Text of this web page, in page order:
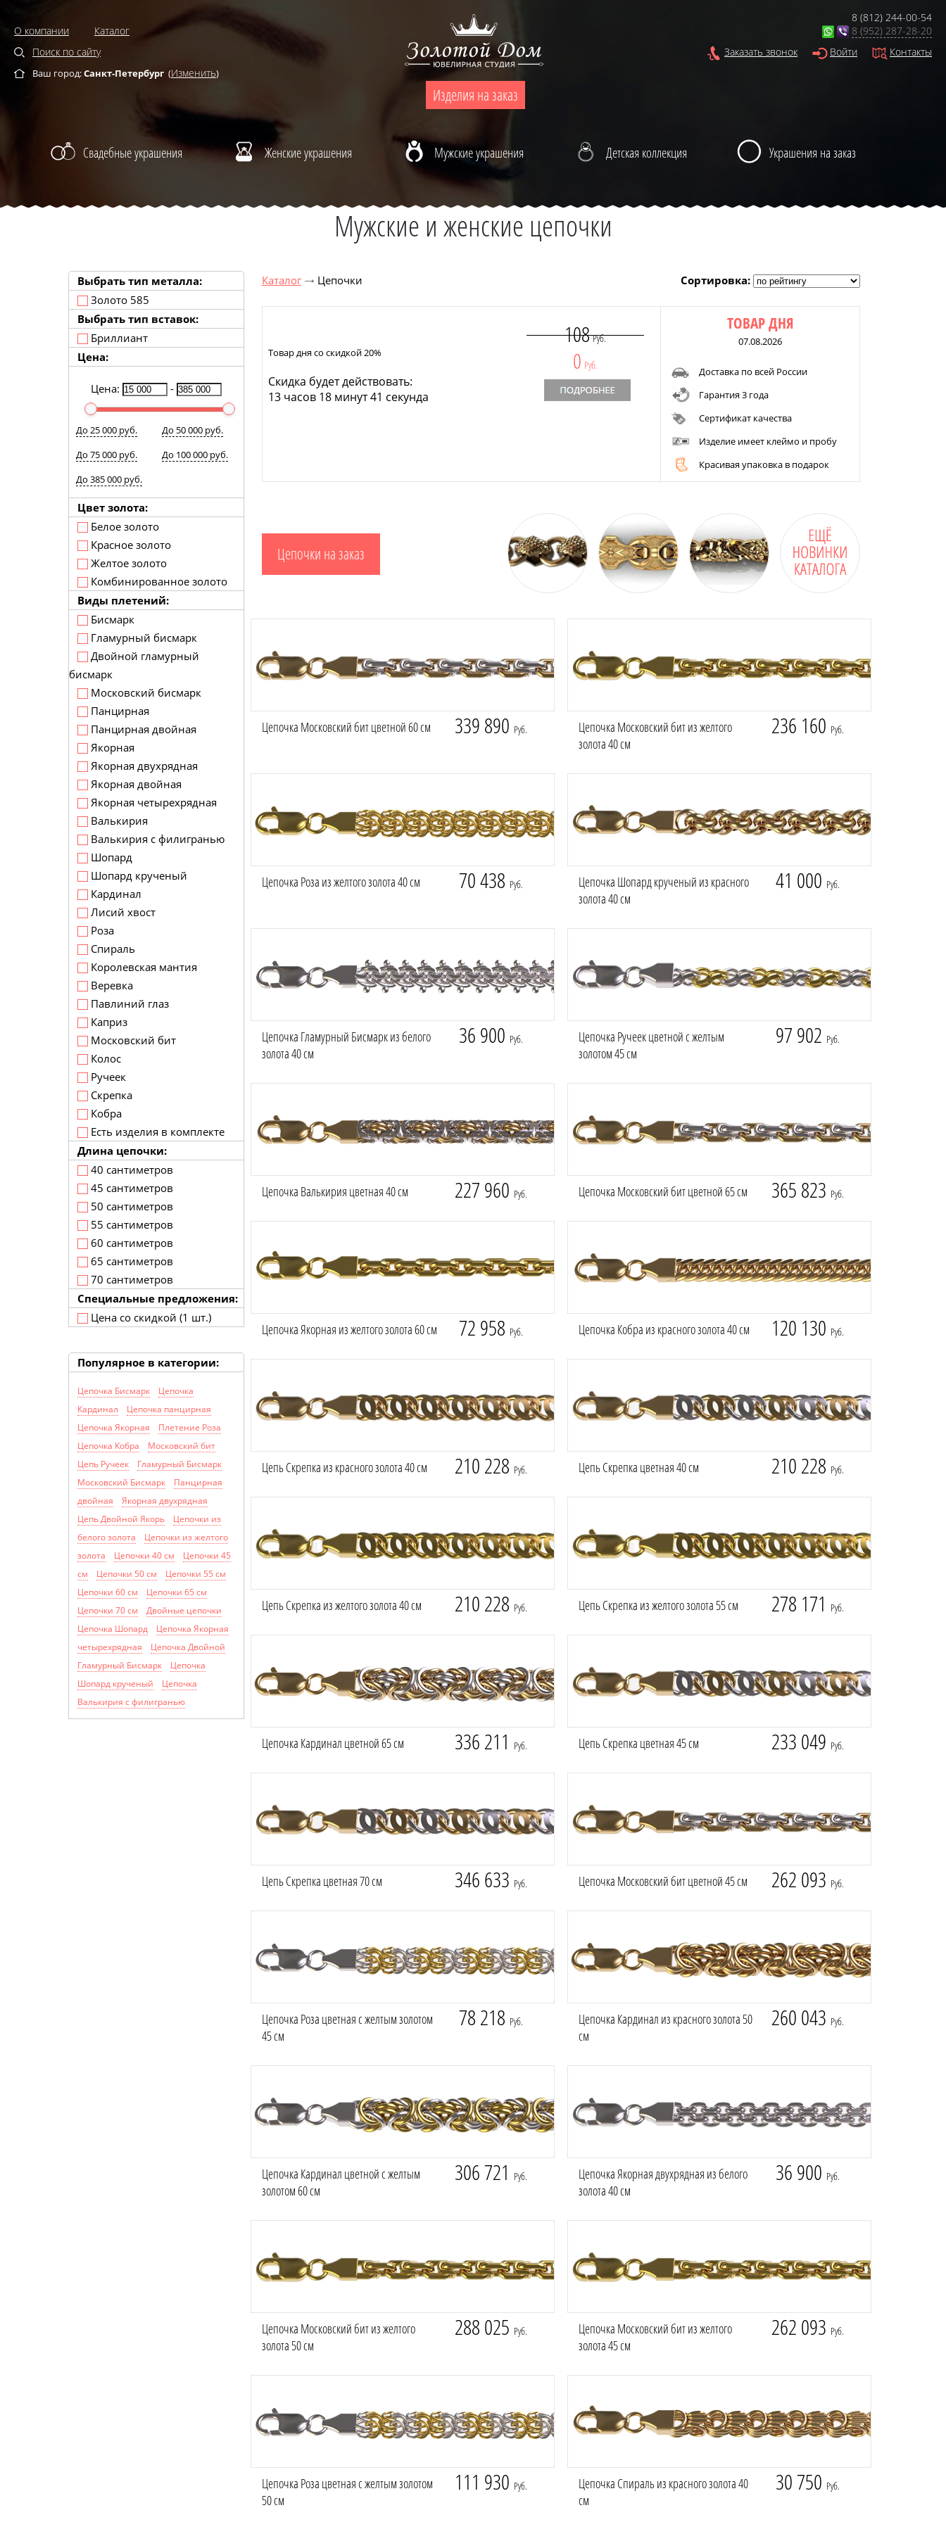
Изделия на заказ
О компании
Каталог
Поиск по сайту
Ваш город:Санкт-Петербург (Изменить)
8 (812) 244-00-54
8 (952) 287-28-20
Заказать звонок
Войти Контакты
Свадебные украшения Женские украшения Мужские украшения Детская коллекция Украшения на заказ
Мужские и женские цепочки
Выбрать тип металла:
Золото 585
Выбрать тип вставок:
Бриллиант
Цена:
Цена: -
До 25 000 руб.
До 50 000 руб.
До 75 000 руб.
До 100 000 руб.
До 385 000 руб.
Цвет золота:
Белое золото
Красное золото
Желтое золото
Комбинированное золото
Виды плетений:
Бисмарк
Гламурный бисмарк
Двойной гламурный
бисмарк
Московский бисмарк
Панцирная
Панцирная двойная
Якорная
Якорная двухрядная
Якорная двойная
Якорная четырехрядная
Валькирия
Валькирия с филигранью
Шопард
Шопард крученый
Кардинал
Лисий хвост
Роза
Спираль
Королевская мантия
Веревка
Павлиний глаз
Каприз
Московский бит
Колос
Ручеек
Скрепка
Кобра
Есть изделия в комплекте
Длина цепочки:
40 сантиметров
45 сантиметров
50 сантиметров
55 сантиметров
60 сантиметров
65 сантиметров
70 сантиметров
Специальные предложения:
Цена со скидкой (1 шт.)
Популярное в категории:
Цепочка Бисмарк
Цепочка
Кардинал
Цепочка панцирная
Цепочка Якорная
Плетение Роза
Цепочка Кобра
Московский бит
Цепь Ручеек
Гламурный Бисмарк
Московский Бисмарк
Панцирная
двойная
Якорная двухрядная
Цепь Двойной Якорь
Цепочки из
белого золота
Цепочки из желтого
золота
Цепочки 40 см
Цепочки 45
см
Цепочки 50 см
Цепочки 55 см
Цепочки 60 см
Цепочки 65 см
Цепочки 70 см
Двойные цепочки
Цепочка Шопард
Цепочка Якорная
четырехрядная
Цепочка Двойной
Гламурный Бисмарк
Цепочка
Шопард крученый
Цепочка
Валькирия с филигранью
Каталог Цепочки Сортировка:
Товар дня со скидкой 20%
108Руб.
0 Руб.
Скидка будет действовать:
13 часов 18 минут 40 секунд
ТОВАР ДНЯ
07.08.2026
Доставка по всей России
Гарантия 3 года
Сертификат качества
Изделие имеет клеймо и пробу
Красивая упаковка в подарок
Цепочки на заказ
Цепочка Московский бит цветной 60 см 339 890 Руб.
Цепочка Московский бит из желтого
золота 40 см
236 160 Руб.
Цепочка Роза из желтого золота 40 см 70 438 Руб.
Цепочка Шопард крученый из красного
золота 40 см
41 000 Руб.
Цепочка Гламурный Бисмарк из белого
золота 40 см
36 900 Руб.
Цепочка Ручеек цветной с желтым
золотом 45 см
97 902 Руб.
Цепочка Валькирия цветная 40 см 227 960 Руб. Цепочка Московский бит цветной 65 см 365 823 Руб.
Цепочка Якорная из желтого золота 60 см 72 958 Руб. Цепочка Кобра из красного золота 40 см 120 130 Руб.
Цепь Скрепка из красного золота 40 см 210 228 Руб. Цепь Скрепка цветная 40 см 210 228 Руб.
Цепь Скрепка из желтого золота 40 см 210 228 Руб. Цепь Скрепка из желтого золота 55 см 278 171 Руб.
Цепочка Кардинал цветной 65 см 336 211 Руб. Цепь Скрепка цветная 45 см 233 049 Руб.
Цепь Скрепка цветная 70 см 346 633 Руб. Цепочка Московский бит цветной 45 см 262 093 Руб.
Цепочка Роза цветная с желтым золотом
45 см
78 218 Руб.
Цепочка Кардинал из красного золота 50
см
260 043 Руб.
Цепочка Кардинал цветной с желтым
золотом 60 см
306 721 Руб.
Цепочка Якорная двухрядная из белого
золота 40 см
36 900 Руб.
Цепочка Московский бит из желтого
золота 50 см
288 025 Руб.
Цепочка Московский бит из желтого
золота 45 см
262 093 Руб.
Цепочка Роза цветная с желтым золотом
50 см
111 930 Руб.
Цепочка Спираль из красного золота 40
см
30 750 Руб.